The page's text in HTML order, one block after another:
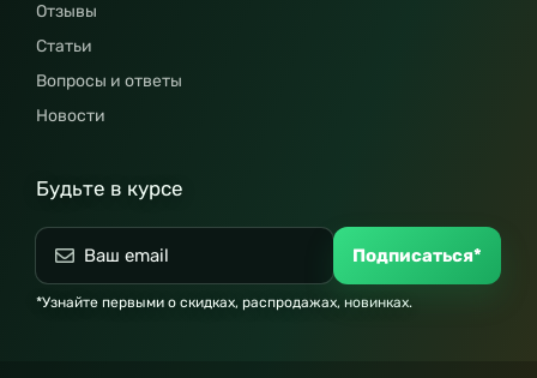
Отзывы
Статьи
Вопросы и ответы
Новости
Будьте в курсе
Подписаться*
*Узнайте первыми о скидках, распродажах, новинках.